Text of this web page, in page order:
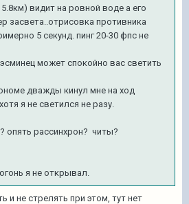
видит на ровной воде а его
засвета..отрисовка противника
5 секунд. пинг 20-30 фпс не
может спокойно вас светить
дважды кинул мне на ход
я не светился не разу.
опять рассинхрон? читы?
я не открывал.
и не стрелять при этом, тут нет